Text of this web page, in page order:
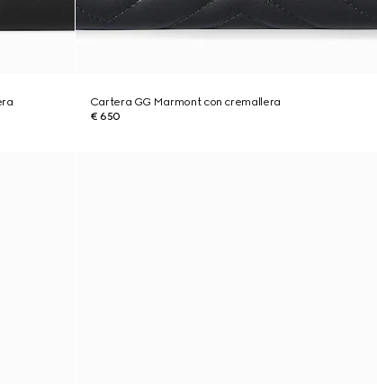
Cartera GG Marmont con cremallera
€ 650